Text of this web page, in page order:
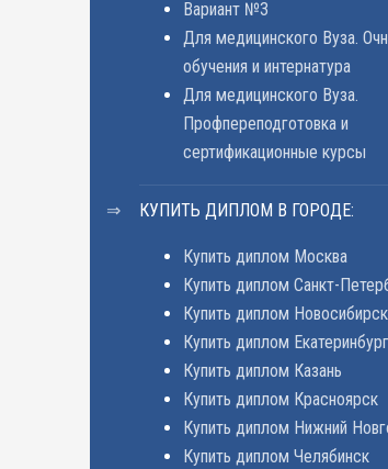
Вариант №3
Для медицинского Вуза.
обучения и интернатура
Для медицинского Вуза.
Профпереподготовка и
сертификационные курсы
КУПИТЬ ДИПЛОМ В ГОРОДЕ:
Купить диплом Москва
Купить диплом Санкт-
Купить диплом Новосибирск
Купить диплом Екатеринбург
Купить диплом Казань
Купить диплом Красноярск
Купить диплом Нижний
Купить диплом Челябинск